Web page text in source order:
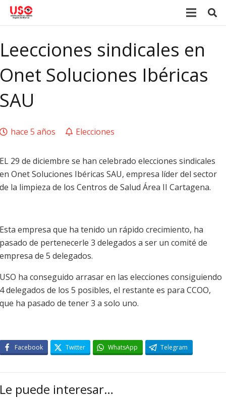
Leecciones sindicales en
Onet Soluciones Ibéricas
SAU
hace 5 años Elecciones
EL 29 de diciembre se han celebrado elecciones sindicales
en Onet Soluciones Ibéricas SAU, empresa líder del sector
de la limpieza de los Centros de Salud Área II Cartagena.
Esta empresa que ha tenido un rápido crecimiento, ha
pasado de pertenecerle 3 delegados a ser un comité de
empresa de 5 delegados.
USO ha conseguido arrasar en las elecciones consiguiendo
4 delegados de los 5 posibles, el restante es para CCOO,
que ha pasado de tener 3 a solo uno.
Facebook Twitter WhatsApp Telegram
Le puede interesar…